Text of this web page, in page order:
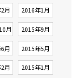
月 2016年1月
月 2015年9月
月 2015年5月
月 2015年1月